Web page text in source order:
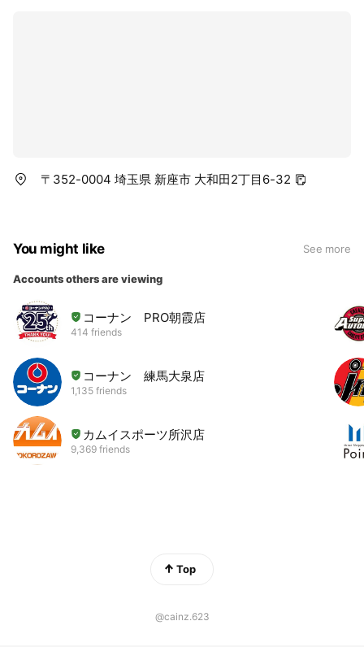
〒352-0004 埼玉県 新座市 大和田2丁目6-32
You might like See more
Accounts others are viewing
コーナン PRO朝霞店
414 friends
コーナン 練馬大泉店
1,135 friends
カムイスポーツ所沢店
9,369 friends
Top
@cainz.623